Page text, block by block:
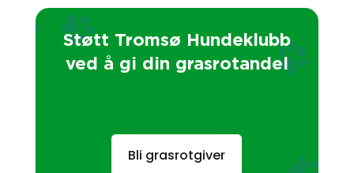
Støtt Tromsø Hundeklubb
ved å gi din grasrotandel
Bli grasrotgiver